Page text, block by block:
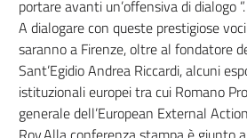
portare avanti un’offensiva di dialogo ”.
A dialogare con queste prestigiose
saranno a Firenze, oltre al fondatore
Sant’Egidio Andrea Riccardi, alcuni
istituzionali europei tra cui Romano
generale dell’European External